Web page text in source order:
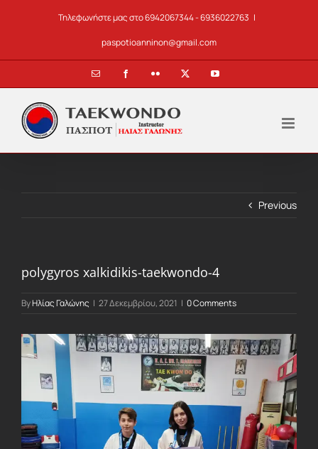
Τηλεφωνήστε μας στο 6942067344 - 6936022763 |
paspotioanninon@gmail.com
Email FacebookFlickr YouTube
Previous
polygyros xalkidikis-taekwondo-4
ByΗλίας Γαλώνης | 27 Δεκεμβρίου, 2021 | 0 Comments